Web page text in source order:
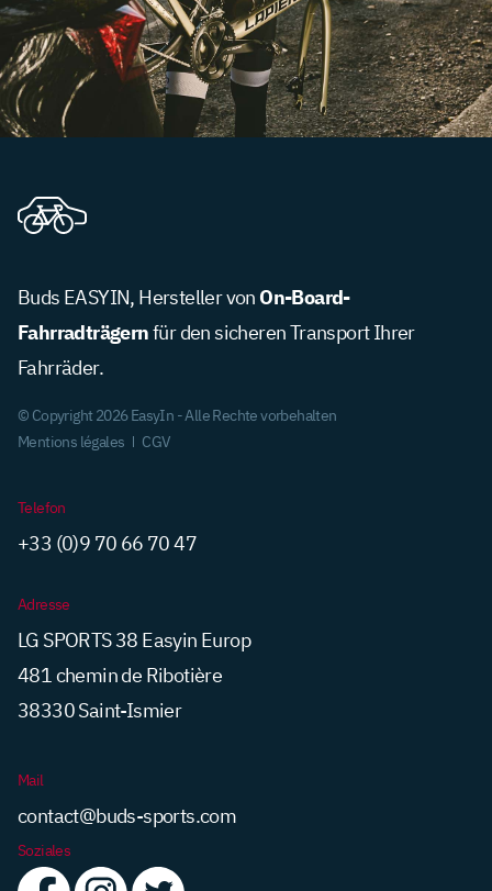
Buds EASYIN, Hersteller von On-Board-
Fahrradträgernfür den sicheren Transport Ihrer
Fahrräder.
© Copyright 2026 EasyIn - Alle Rechte vorbehalten
Mentions légales
CGV
Telefon
+33 (0)9 70 66 70 47
Adresse
LG SPORTS 38 Easyin Europ
481 chemin de Ribotière
38330 Saint-Ismier
Mail
contact@buds-sports.com
Soziales